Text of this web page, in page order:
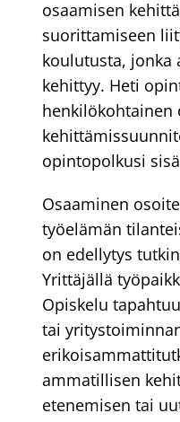
osaamisen
suorittamiseen
koulutusta, jonka
kehittyy. Heti
henkilökohtainen
opintopolkusi
Osaaminen
työelämän
on edellytys
Yrittäjällä
Opiskelu
tai
ammatillisen
etenemisen tai